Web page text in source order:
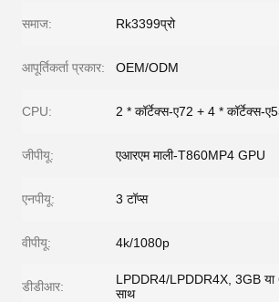
समाज: Rk3399प्रो
आपूर्तिकर्ता प्रकार: OEM/ODM
CPU: 2 * कॉर्टेक्स-ए72 + 4 * कॉर्टेक्स-
जीपीयू: एआरएम माली-T860MP4 GPU
एनपीयू: 3 टॉप्स
वीपीयू: 4k/1080p
डीडीआर:
LPDDR4/LPDDR4X, 3GB
साथ